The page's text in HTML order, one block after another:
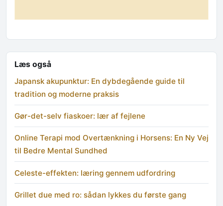
Læs også
Japansk akupunktur: En dybdegående guide til
tradition og moderne praksis
Gør-det-selv fiaskoer: lær af fejlene
Online Terapi mod Overtænkning i Horsens: En Ny Vej
til Bedre Mental Sundhed
Celeste-effekten: læring gennem udfordring
Grillet due med ro: sådan lykkes du første gang